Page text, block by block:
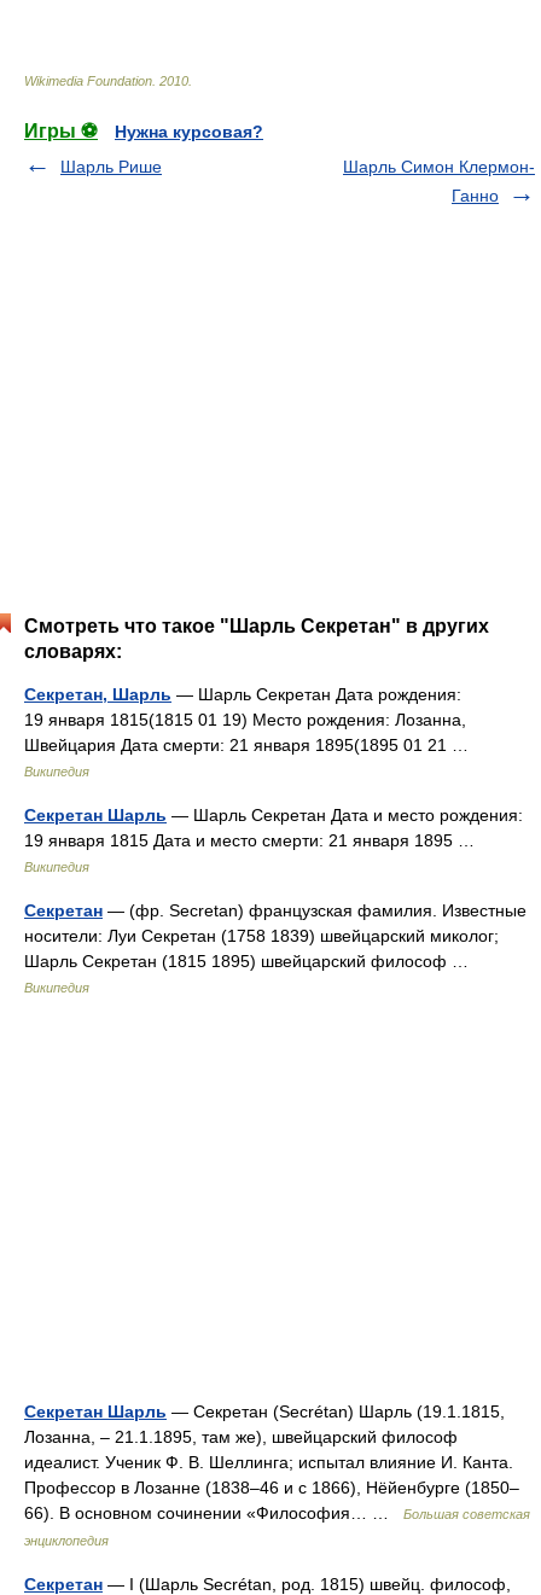
Wikimedia Foundation 2010
Игры ⚽
Нужна курсовая?
Шарль Рише
Шарль Симон Клермон-
Ганно
Смотреть что такое "Шарль Секретан" в других
словарях:
Секретан, Шарль — Шарль Секретан Дата рождения:
19 января 1815(1815 01 19) Место рождения: Лозанна,
Швейцария Дата смерти: 21 января 1895(1895 01 21 …
Википедия
Секретан Шарль — Шарль Секретан Дата и место рождения:
19 января 1815 Дата и место смерти: 21 января 1895 …
Википедия
Секретан — (фр. Secretan) французская фамилия. Известные
носители: Луи Секретан (1758 1839) швейцарский миколог;
Шарль Секретан (1815 1895) швейцарский философ …
Википедия
Секретан Шарль — Секретан (Secrétan) Шарль (19.1.1815,
Лозанна, ‒ 21.1.1895, там же), швейцарский философ
идеалист. Ученик Ф. В. Шеллинга; испытал влияние И. Канта.
Профессор в Лозанне (1838‒46 и с 1866), Нёйенбурге (1850‒
66). В основном сочинении «Философия… …
Большая советская
энциклопедия
Секретан — I (Шарль Secrétan, род. 1815) швейц. философ,